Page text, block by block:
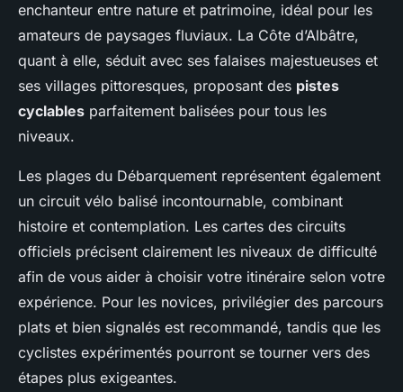
enchanteur entre nature et patrimoine, idéal pour les
amateurs de paysages fluviaux. La Côte d’Albâtre,
quant à elle, séduit avec ses falaises majestueuses et
ses villages pittoresques, proposant des pistes
cyclables parfaitement balisées pour tous les
niveaux.
Les plages du Débarquement représentent également
un circuit vélo balisé incontournable, combinant
histoire et contemplation. Les cartes des circuits
officiels précisent clairement les niveaux de difficulté
afin de vous aider à choisir votre itinéraire selon votre
expérience. Pour les novices, privilégier des parcours
plats et bien signalés est recommandé, tandis que les
cyclistes expérimentés pourront se tourner vers des
étapes plus exigeantes.